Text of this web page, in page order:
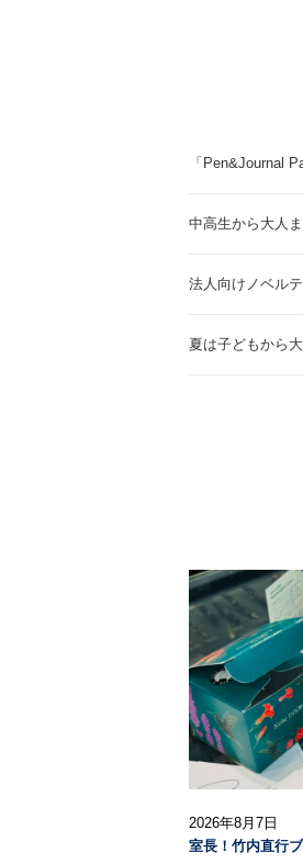
「Pen&Journal
中高生から大人
法人向けノベル
夏は子どもから
2026年8月7日
室長！竹内直行